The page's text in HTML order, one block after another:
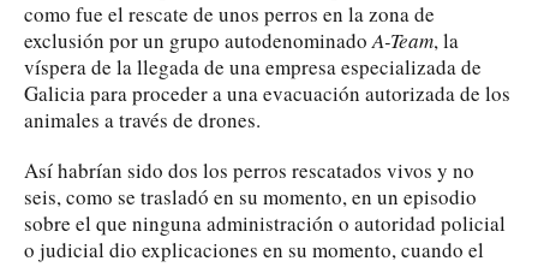
como fue el rescate de unos perros en la zona de
exclusión por un grupo autodenominado A-Team, la
víspera de la llegada de una empresa especializada de
Galicia para proceder a una evacuación autorizada de los
animales a través de drones.
Así habrían sido dos los perros rescatados vivos y no
seis, como se trasladó en su momento, en un episodio
sobre el que ninguna administración o autoridad policial
o judicial dio explicaciones en su momento, cuando el